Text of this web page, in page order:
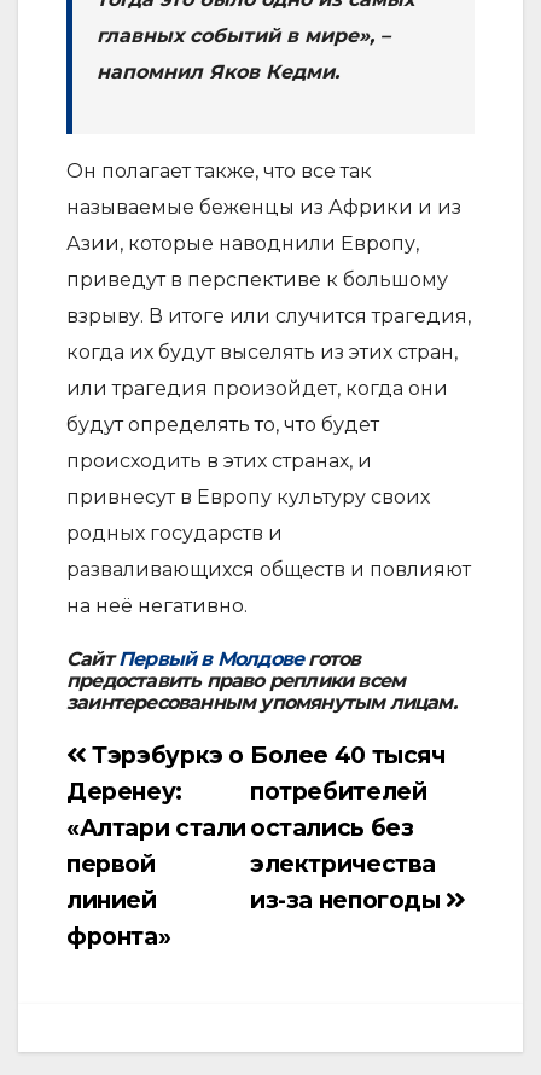
главных событий в мире», –
напомнил Яков Кедми.
Он полагает также, что все так
называемые беженцы из Африки и из
Азии, которые наводнили Европу,
приведут в перспективе к большому
взрыву. В итоге или случится трагедия,
когда их будут выселять из этих стран,
или трагедия произойдет, когда они
будут определять то, что будет
происходить в этих странах, и
привнесут в Европу культуру своих
родных государств и
разваливающихся обществ и повлияют
на неё негативно.
СайтПервый в Молдовеготов
предоставить право реплики всем
заинтересованным упомянутым лицам.
Навигация
по
записям
Более 40 тысяч
потребителей
остались без
электричества
из-за непогоды
Тэрэбуркэ о
Деренеу:
«Алтари стали
первой
линией
фронта»